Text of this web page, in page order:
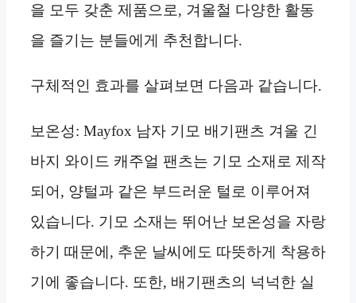
을 모두 갖춘 제품으로, 겨울철 다양한 활동
을 즐기는 분들에게 추천합니다.
구체적인 효과를 살펴보면 다음과 같습니다.
보온성: Mayfox 남자 기모 배기팬츠 겨울 긴
바지 와이드 캐주얼 팬츠는 기모 소재로 제작
되어, 양털과 같은 부드러운 털로 이루어져
있습니다. 기모 소재는 뛰어난 보온성을 자랑
하기 때문에, 추운 날씨에도 따뜻하게 착용하
기에 좋습니다. 또한, 배기팬츠의 넉넉한 실